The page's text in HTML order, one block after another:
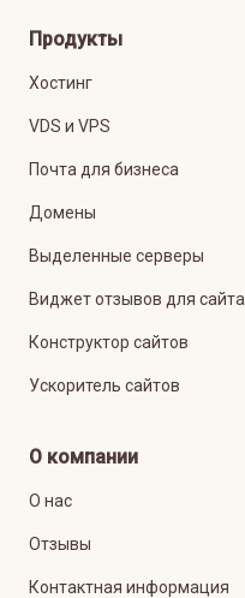
Продукты
Хостинг
VDS и VPS
Почта для бизнеса
Домены
Выделенные серверы
Виджет отзывов для сайта
Конструктор сайтов
Ускоритель сайтов
О компании
О нас
Отзывы
Контактная информация